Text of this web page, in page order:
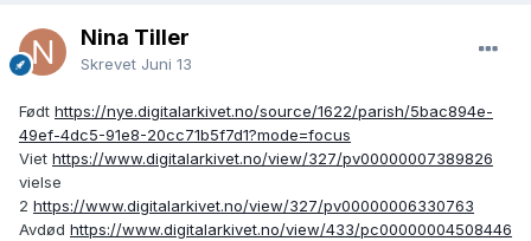
Nina Tiller
Skrevet Juni 13
Født https://nye.digitalarkivet.no/source/1622/parish/5bac894e-
49ef-4dc5-91e8-20cc71b5f7d1?mode=focus
Viet https://www.digitalarkivet.no/view/327/pv00000007389826
vielse
2 https://www.digitalarkivet.no/view/327/pv00000006330763
Avdød https://www.digitalarkivet.no/view/433/pc00000004508446